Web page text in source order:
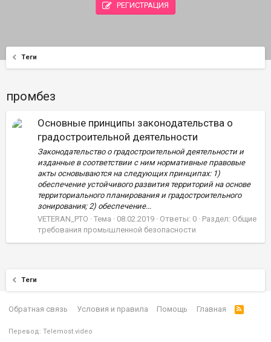
РЕГИСТРАЦИЯ
Теги
промбез
Основные принципы законодательства о
градостроительной деятельности
Законодательство о градостроительной деятельности и
изданные в соответствии с ним нормативные правовые
акты основываются на следующих принципах: 1)
обеспечение устойчивого развития территорий на основе
территориального планирования и градостроительного
зонирования; 2) обеспечение...
VETERAN_PTO
Тема 08.02.2019 Ответы: 0 Раздел: Общие
требования промышленной безопасности
Теги
Обратная связь Условия и правила Помощь Главная
Перевод: Telemost.video